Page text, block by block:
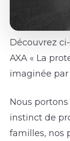
Découvrez
AXA « La
imaginée par
Nous
instinct de
familles, nos